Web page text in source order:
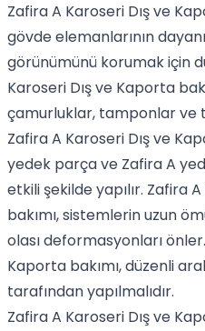
Zafira A Karoseri Dış ve
gövde elemanlarının
görünümünü korumak için
Karoseri Dış ve Kaporta
çamurluklar, tamponlar ve
Zafira A Karoseri Dış ve
yedek parça ve Zafira A
etkili şekilde yapılır. Zafira
bakımı, sistemlerin uzun
olası deformasyonları
Kaporta bakımı, düzenli
tarafından yapılmalıdır.
Zafira A Karoseri Dış ve